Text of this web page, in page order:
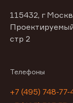
115432, г
стр 2
Телефоны
+7 (495) 748-77-